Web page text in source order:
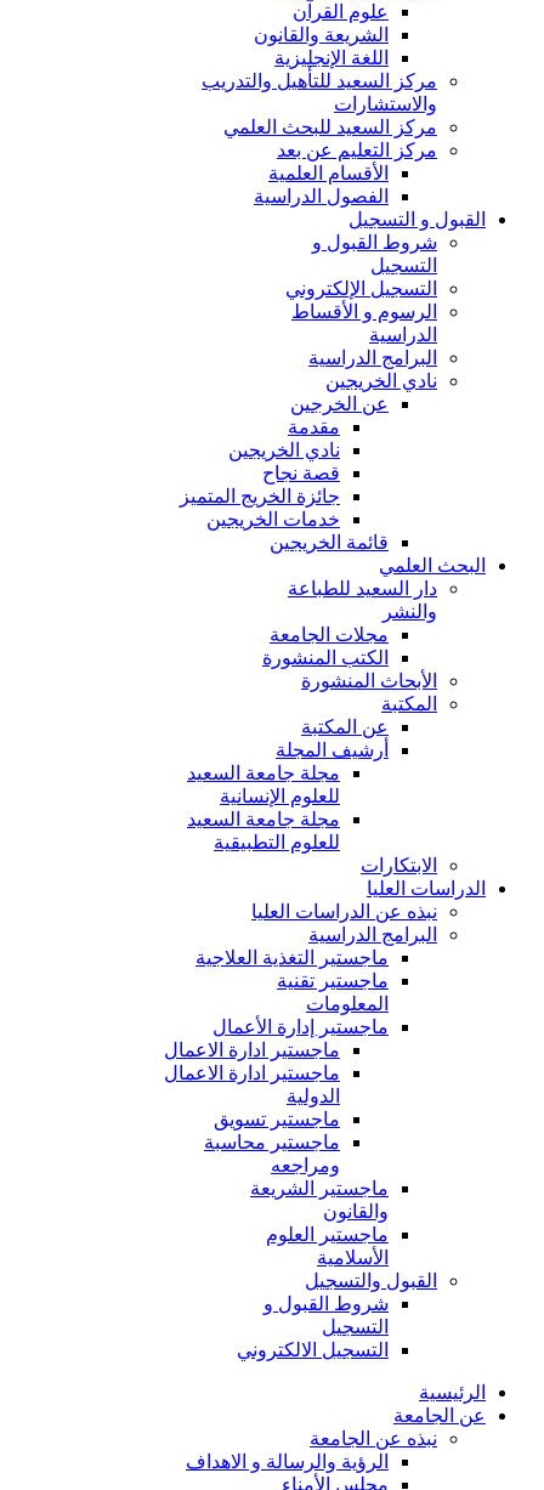
علوم القرآن
الشريعة والقانون
اللغة الإنجليزية
مركز السعيد للتأهيل والتدريب
والاستشارات
مركز السعيد للبحث العلمي
مركز التعليم عن بعد
الأقسام العلمية
الفصول الدراسية
القبول و التسجيل
شروط القبول و
التسجيل
التسجيل الإلكتروني
الرسوم و الأقساط
الدراسية
البرامج الدراسية
نادي الخريجين
عن الخرجين
مقدمة
نادي الخريجين
قصة نجاح
جائزة الخريج المتميز
خدمات الخريجين
قائمة الخريجين
البحث العلمي
دار السعيد للطباعة
والنشر
مجلات الجامعة
الكتب المنشورة
الأبحاث المنشورة
المكتبة
عن المكتبة
أرشيف المجلة
مجلة جامعة السعيد
للعلوم الإنسانية
مجلة جامعة السعيد
للعلوم التطبيقية
الابتكارات
الدراسات العليا
نبذه عن الدراسات العليا
البرامج الدراسية
ماجستير التغذية العلاجية
ماجستير تقنية
المعلومات
ماجستير إدارة الأعمال
ماجستير ادارة الاعمال
ماجستير ادارة الاعمال
الدولية
ماجستير تسويق
ماجستير محاسبة
ومراجعه
ماجستير الشريعة
والقانون
ماجستير العلوم
الأسلامية
القبول والتسجيل
شروط القبول و
التسجيل
التسجيل الالكتروني
الرئيسية
عن الجامعة
نبذه عن الجامعة
الرؤية والرسالة و الاهداف
مجلس الأمناء